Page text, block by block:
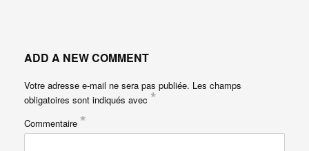
ADD A NEW COMMENT
Votre adresse e-mail ne sera pas publiée. Les champs
obligatoires sont indiqués avec *
Commentaire *